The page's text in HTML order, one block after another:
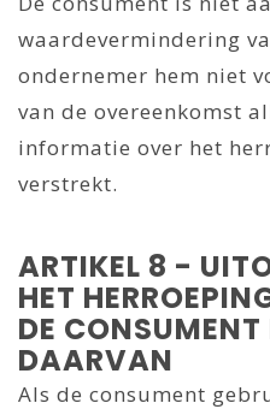
waardevermindering
ondernemer hem niet
van de overeenkomst
informatie over het
verstrekt.
ARTIKEL 8 -
HET
DE CONSUMENT
DAARVAN
Als de consument